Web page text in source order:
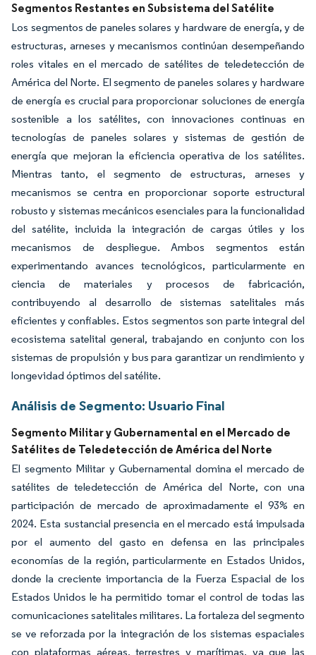
Segmentos Restantes en Subsistema del Satélite
Los segmentos de paneles solares y hardware de energía, y de
estructuras, arneses y mecanismos continúan desempeñando
roles vitales en el mercado de satélites de teledetección de
América del Norte. El segmento de paneles solares y hardware
de energía es crucial para proporcionar soluciones de energía
sostenible a los satélites, con innovaciones continuas en
tecnologías de paneles solares y sistemas de gestión de
energía que mejoran la eficiencia operativa de los satélites.
Mientras tanto, el segmento de estructuras, arneses y
mecanismos se centra en proporcionar soporte estructural
robusto y sistemas mecánicos esenciales para la funcionalidad
del satélite, incluida la integración de cargas útiles y los
mecanismos de despliegue. Ambos segmentos están
experimentando avances tecnológicos, particularmente en
ciencia de materiales y procesos de fabricación,
contribuyendo al desarrollo de sistemas satelitales más
eficientes y confiables. Estos segmentos son parte integral del
ecosistema satelital general, trabajando en conjunto con los
sistemas de propulsión y bus para garantizar un rendimiento y
longevidad óptimos del satélite.
Análisis de Segmento: Usuario Final
Segmento Militar y Gubernamental en el Mercado de
Satélites de Teledetección de América del Norte
El segmento Militar y Gubernamental domina el mercado de
satélites de teledetección de América del Norte, con una
participación de mercado de aproximadamente el 93% en
2024. Esta sustancial presencia en el mercado está impulsada
por el aumento del gasto en defensa en las principales
economías de la región, particularmente en Estados Unidos,
donde la creciente importancia de la Fuerza Espacial de los
Estados Unidos le ha permitido tomar el control de todas las
comunicaciones satelitales militares. La fortaleza del segmento
se ve reforzada por la integración de los sistemas espaciales
con plataformas aéreas, terrestres y marítimas, ya que las